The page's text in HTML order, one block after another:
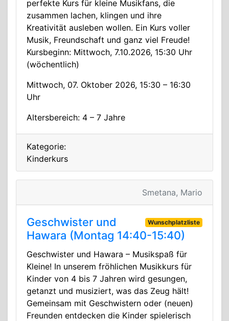
perfekte Kurs für kleine Musikfans, die
zusammen lachen, klingen und ihre
Kreativität ausleben wollen. Ein Kurs voller
Musik, Freundschaft und ganz viel Freude!
Kursbeginn: Mittwoch, 7.10.2026, 15:30 Uhr
(wöchentlich)
Mittwoch, 07. Oktober 2026, 15:30 – 16:30
Uhr
Altersbereich: 4 – 7 Jahre
Kategorie:
Kinderkurs
Smetana, Mario
Wunschplatzliste
Geschwister und
Hawara (Montag 14:40-15:40)
Geschwister und Hawara – Musikspaß für
Kleine! In unserem fröhlichen Musikkurs für
Kinder von 4 bis 7 Jahren wird gesungen,
getanzt und musiziert, was das Zeug hält!
Gemeinsam mit Geschwistern oder (neuen)
Freunden entdecken die Kinder spielerisch